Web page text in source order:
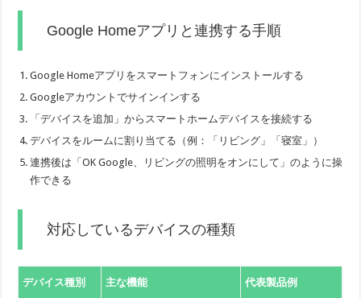
Google Homeアプリと連携する手順
Google Homeアプリをスマートフォンにインストールする
Googleアカウントでサインインする
「デバイスを追加」からスマートホームデバイスを接続する
デバイスをルームに割り当てる（例：「リビング」「寝室」）
連携後は「OK Google、リビングの照明をオンにして」のように操
作できる
対応しているデバイスの種類
デバイス種別 主な機能 代表製品例